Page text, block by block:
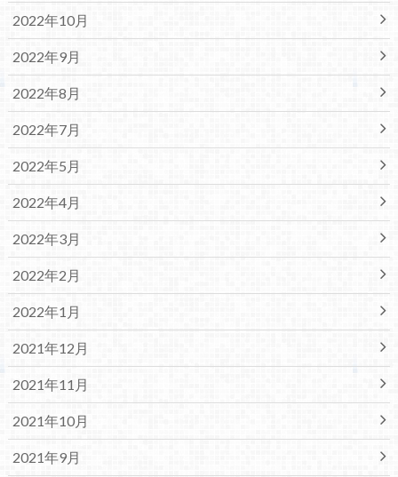
2022年10月
2022年9月
2022年8月
2022年7月
2022年5月
2022年4月
2022年3月
2022年2月
2022年1月
2021年12月
2021年11月
2021年10月
2021年9月